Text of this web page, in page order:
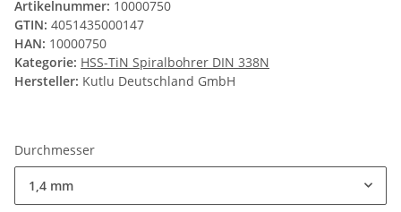
Artikelnummer: 10000750
GTIN: 4051435000147
HAN: 10000750
Kategorie: HSS-TiN Spiralbohrer DIN 338N
Hersteller: Kutlu Deutschland GmbH
Durchmesser
1,4 mm